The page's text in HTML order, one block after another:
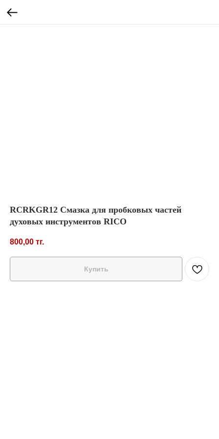
RCRKGR12 Смазка для пробковых частей
духовых инструментов RICO
800,00 тг.
Купить